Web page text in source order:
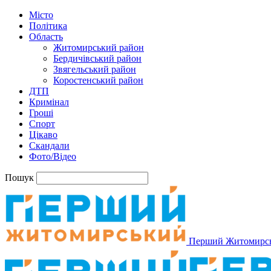
Місто
Політика
Область
Житомирський район
Бердичівський район
Звягельський район
Коростенський район
ДТП
Кримінал
Гроші
Спорт
Цікаво
Скандали
Фото/Відео
Пошук
Перший